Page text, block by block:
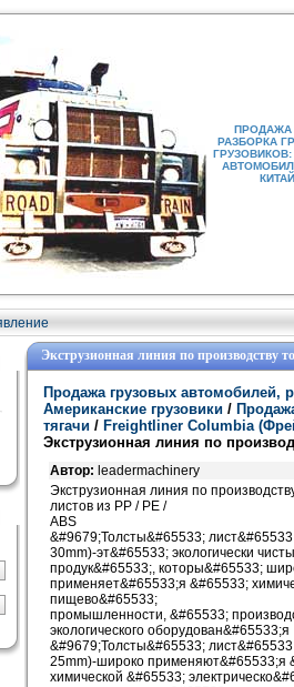
ПРОДАЖА
РАЗБОРКА
Экструзионная линия по производству
Продажа грузовых автомобилей,
Американские грузовики /
тягачи / Freightliner Columbia
Экструзионная линия по
Автор: leadermachinery
Экструзионная линия по
листов из PP / PE /
ABS
&#9679;Толсты&#65533;
30mm)-эт&#65533; экологически
продук&#65533;, которы&#65533;
применяет&#65533;я &#65533;
пищево&#65533;
промышленности, &#65533;
экологического оборудован&#65533;я
&#9679;Толсты&#65533;
25mm)-широко применяют&#65533;я
химической &#65533;